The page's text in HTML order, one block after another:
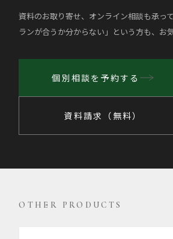
資料のお取り寄せ、オンライン相談も承っ
ランが合うか分からない」という方も、お
個別相談を予約する
資料請求（無料）
OTHER PRODUCTS